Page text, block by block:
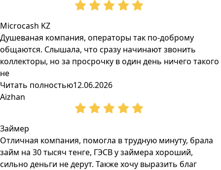
Microcash KZ
Душеваная компания, операторы так по-доброму
общаются. Слышала, что сразу начинают звонить
коллекторы, но за просрочку в один день ничего такого
не
Читать полностью12.06.2026
Aizhan
Займер
Отличная компания, помогла в трудную минуту, брала
займ на 30 тысяч тенге, ГЭСВ у займера хороший,
сильно деньги не дерут. Также хочу выразить благ